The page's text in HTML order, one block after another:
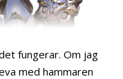
fungerar. Om jag
med hammaren